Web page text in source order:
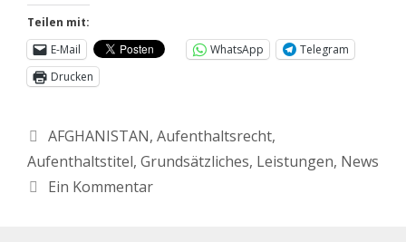
Teilen mit:
E-Mail
WhatsApp
Telegram
Drucken
AFGHANISTAN, Aufenthaltsrecht,
Aufenthaltstitel, Grundsätzliches, Leistungen, News
Ein Kommentar